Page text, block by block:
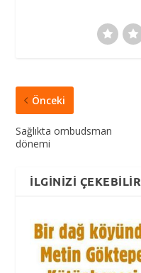
Önceki
Sağlıkta ombudsman
dönemi
İLGINIZI ÇEKEBILIR